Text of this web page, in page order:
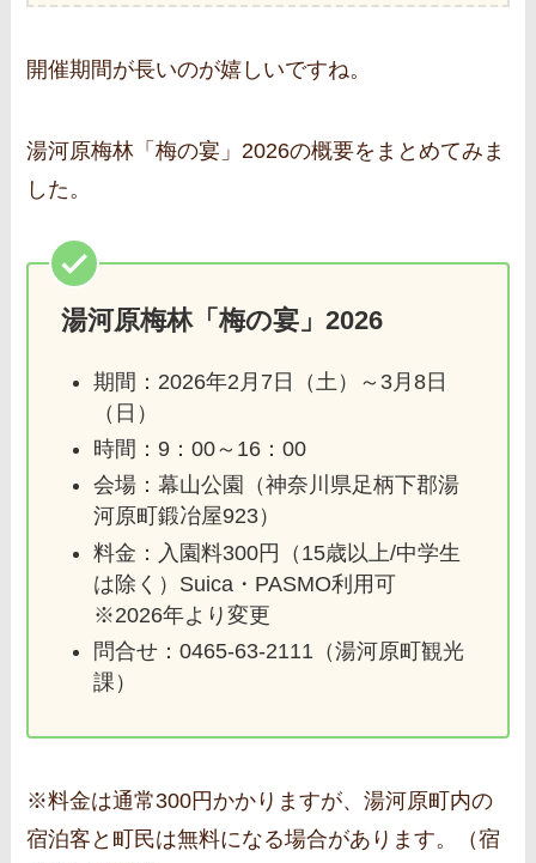
開催期間が長いのが嬉しいですね。
湯河原梅林「梅の宴」2026の概要をまとめてみま
した。
湯河原梅林「梅の宴」2026
期間：2026年2月7日（土）～3月8日
（日）
時間：9：00～16：00
会場：幕山公園（神奈川県足柄下郡湯
河原町鍛冶屋923）
料金：入園料300円（15歳以上/中学生
は除く）Suica・PASMO利用可
※2026年より変更
問合せ：0465-63-2111（湯河原町観光
課）
※料金は通常300円かかりますが、湯河原町内の
宿泊客と町民は無料になる場合があります。（宿